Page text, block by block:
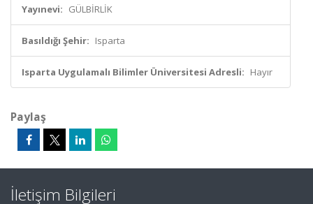
Yayınevi: GÜLBİRLİK
Basıldığı Şehir: Isparta
Isparta Uygulamalı Bilimler Üniversitesi Adresli: Hayır
Paylaş
İletişim Bilgileri